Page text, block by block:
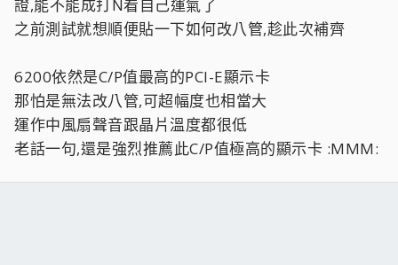
證,能不能成打N看自己運氣了
之前測試就想順便貼一下如何改八管,趁此次補齊
6200依然是C/P值最高的PCI-E顯示卡
那怕是無法改八管,可超幅度也相當大
運作中風扇聲音跟晶片溫度都很低
老話一句,還是強烈推薦此C/P值極高的顯示卡 :MMM: